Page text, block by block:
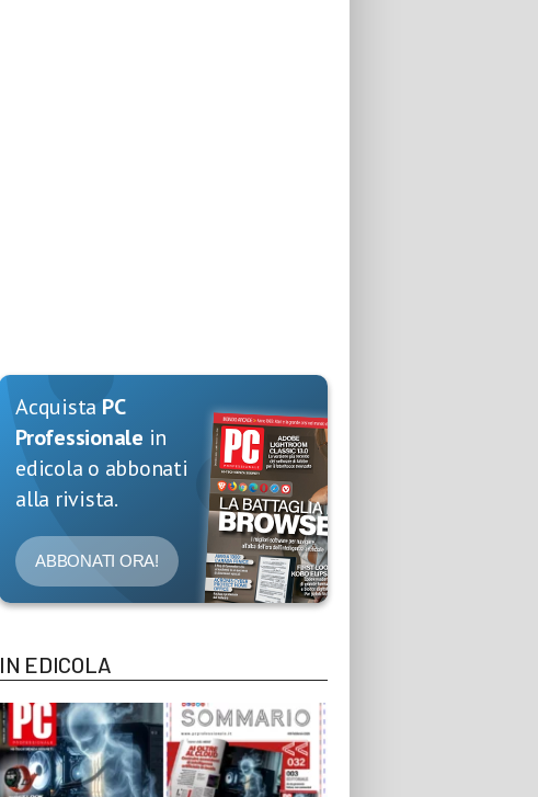
Acquista PC
Professionale in
edicola o abbonati
alla rivista.
ABBONATI ORA!
IN EDICOLA